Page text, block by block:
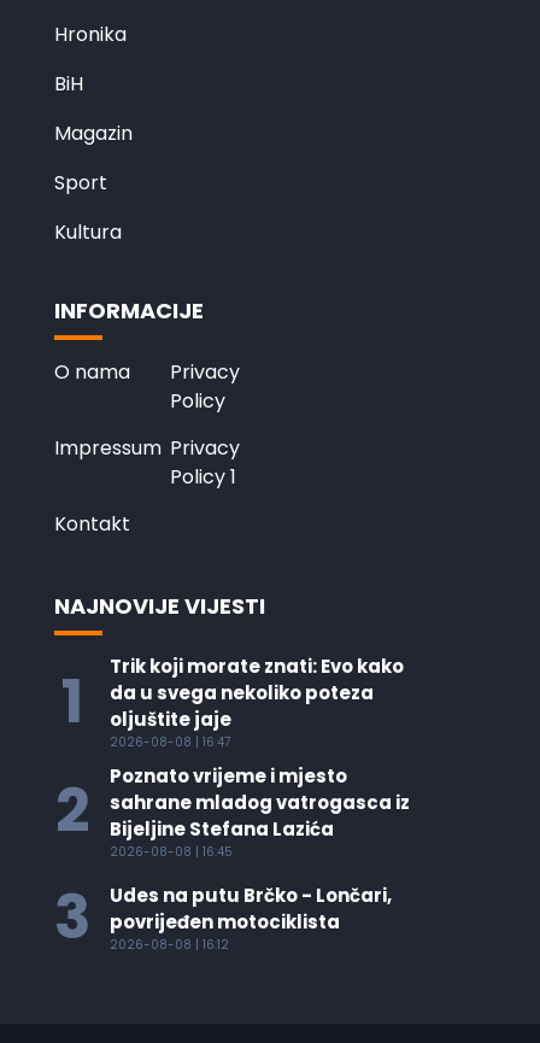
Hronika
BiH
Magazin
Sport
Kultura
INFORMACIJE
O nama
Privacy
Policy
Impressum Privacy
Policy 1
Kontakt
NAJNOVIJE VIJESTI
1
Trik koji morate znati: Evo kako
da u svega nekoliko poteza
oljuštite jaje
2026-08-08 | 16:47
2
Poznato vrijeme i mjesto
sahrane mladog vatrogasca iz
Bijeljine Stefana Lazića
2026-08-08 | 16:45
3
Udes na putu Brčko - Lončari,
povrijeđen motociklista
2026-08-08 | 16:12